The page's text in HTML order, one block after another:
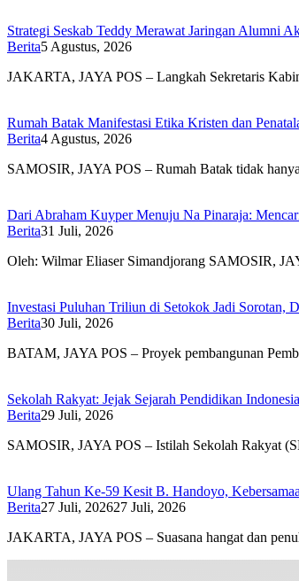
Strategi Seskab Teddy Merawat Jaringan Alumni
Berita5 Agustus, 2026
JAKARTA, JAYA POS – Langkah Sekretaris
Rumah Batak Manifestasi Etika Kristen dan
Berita4 Agustus, 2026
SAMOSIR, JAYA POS – Rumah Batak tidak
Dari Abraham Kuyper Menuju Na Pinaraja:
Berita31 Juli, 2026
Oleh: Wilmar Eliaser Simandjorang SAMOSIR,
Investasi Puluhan Triliun di Setokok Jadi Sorotan,
Berita30 Juli, 2026
BATAM, JAYA POS – Proyek pembangunan
Sekolah Rakyat: Jejak Sejarah Pendidikan
Berita29 Juli, 2026
SAMOSIR, JAYA POS – Istilah Sekolah Rakyat
Ulang Tahun Ke-59 Kesit B. Handoyo,
Berita27 Juli, 202627 Juli, 2026
JAKARTA, JAYA POS – Suasana hangat dan